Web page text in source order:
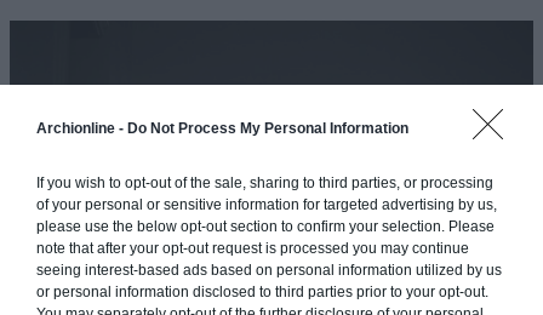
Archionline - Do Not Process My Personal Information
If you wish to opt-out of the sale, sharing to third parties, or processing
of your personal or sensitive information for targeted advertising by us,
please use the below opt-out section to confirm your selection. Please
note that after your opt-out request is processed you may continue
seeing interest-based ads based on personal information utilized by us
or personal information disclosed to third parties prior to your opt-out.